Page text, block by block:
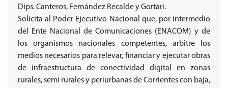
Dips. Canteros, Fernández Recalde y Gortari.
Solicita al Poder Ejecutivo Nacional que, por intermedio
del Ente Nacional de Comunicaciones (ENACOM) y de
los organismos nacionales competentes, arbitre los
medios necesarios para relevar, financiar y ejecutar obras
de infraestructura de conectividad digital en zonas
rurales, semi rurales y periurbanas de Corrientes con baja,